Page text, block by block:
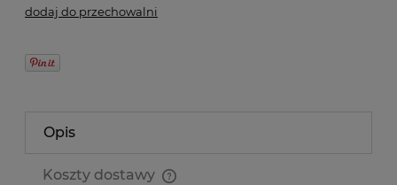
dodaj do przechowalni
Opis
Koszty dostawy